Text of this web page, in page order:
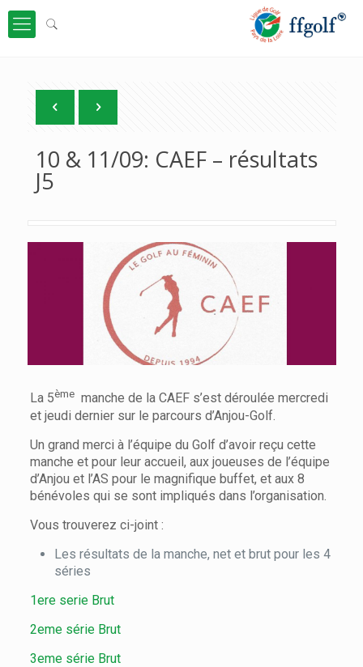
10 & 11/09: CAEF – résultats
J5
La 5ème manche de la CAEF s’est déroulée mercredi
et jeudi dernier sur le parcours d’Anjou-Golf.
Un grand merci à l’équipe du Golf d’avoir reçu cette
manche et pour leur accueil, aux joueuses de l’équipe
d’Anjou et l’AS pour le magnifique buffet, et aux 8
bénévoles qui se sont impliqués dans l’organisation.
Vous trouverez ci-joint :
Les résultats de la manche, net et brut pour les 4
séries
1ere serie Brut
2eme série Brut
3eme série Brut